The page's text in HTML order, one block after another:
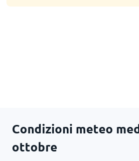
Condizioni meteo
ottobre